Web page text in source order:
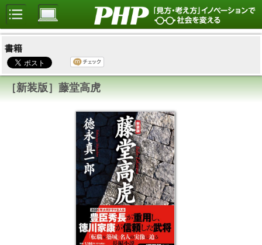
書籍
［新装版］藤堂高虎